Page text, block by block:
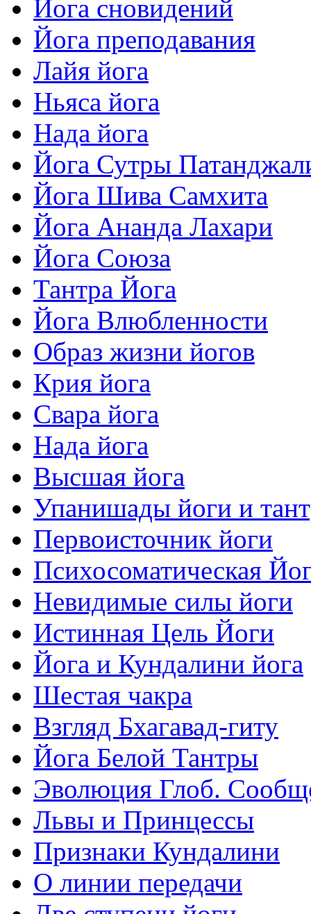
Йога сновидений
Йога преподавания
Лайя йога
Ньяса йога
Нада йога
Йога Сутры
Йога Шива Самхита
Йога Ананда Лахари
Йога Союза
Тантра Йога
Йога Влюбленности
Образ жизни йогов
Крия йога
Свара йога
Нада йога
Высшая йога
Упанишады йоги и
Первоисточник йоги
Психосоматическая
Невидимые силы йоги
Истинная Цель Йоги
Йога и Кундалини йога
Шестая чакра
Взгляд Бхагавад-гиту
Йога Белой Тантры
Эволюция Глоб.
Львы и Принцессы
Признаки Кундалини
О линии передачи